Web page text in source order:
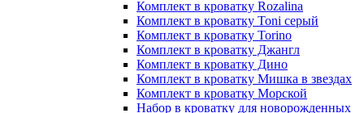
Комплект в кроватку Rozalina
Комплект в кроватку Toni серый
Комплект в кроватку Torino
Комплект в кроватку Джангл
Комплект в кроватку Дино
Комплект в кроватку Мишка в звездах
Комплект в кроватку Морской
Набор в кроватку для новорожденных